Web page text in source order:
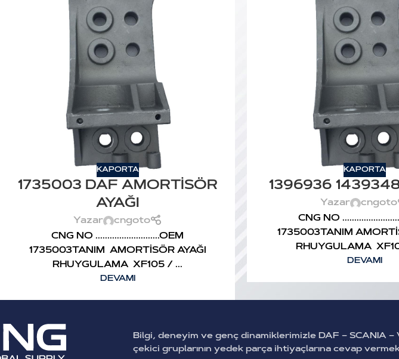
KAPORTA
1735003 DAF AMORTİSÖR
AYAĞI
Yazar
cngoto
CNG NO ...........................OEM
1735003TANIM AMORTİSÖR AYAĞI
RHUYGULAMA XF105 / ...
DEVAMI
KAPORTA
1396936
Yazar
cngoto
CNG NO
1735003TANIM
RHUYGULAMA
DEVAMI
Bilgi, deneyim ve genç dinamiklerimizle DAF – SCANIA –
çekici gruplarının yedek parça ihtiyaçlarına cevap